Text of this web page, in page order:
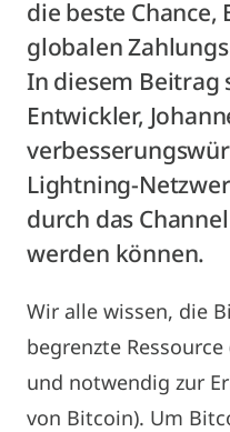
die beste
globalen
In diesem Beitrag
Entwickler,
Lightning-
durch das
werden können.
Wir alle wissen, die
begrenzte
und notwendig zur
von Bitcoin). Um